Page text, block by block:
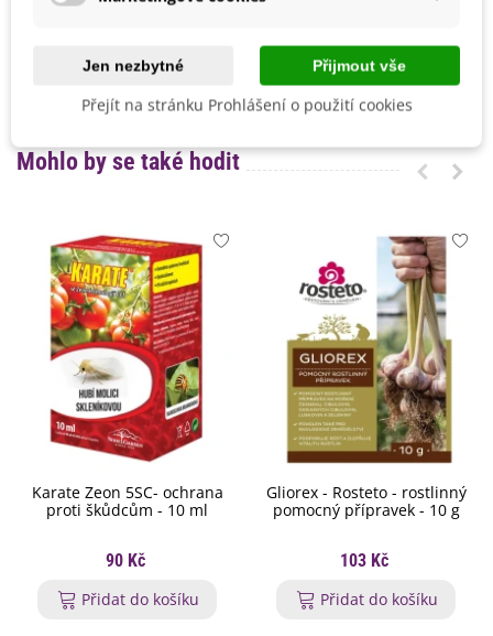
Září
Mohlo by se také hodit
Karate Zeon 5SC- ochrana
proti škůdcům - 10 ml
90 Kč
Přidat do košíku
Gliorex - Rosteto - rostlinný
pomocný přípravek - 10 g
103 Kč
Přidat do košíku
Jen nezbytné Přijmout vše
Přejít na stránku Prohlášení o použití cookies